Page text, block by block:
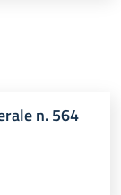
n. 564